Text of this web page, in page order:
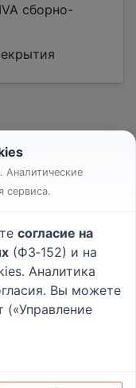
сборно-
сервиса.
согласие на
(ФЗ‑152) и на
Аналитика
Вы можете